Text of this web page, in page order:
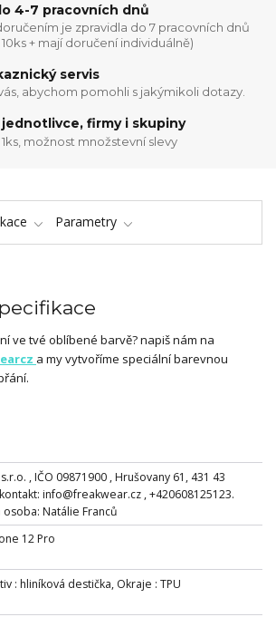
4-7 pracovních dnů
je zpravidla do 7 pracovních dnů
+ mají doručení individuálně)
servis
abychom pomohli s jakýmikoli dotazy.
jednotlivce, firmy i skupiny
možnost množstevní slevy
Parametry
ve tvé oblíbené barvě? napiš nám na
a my vytvoříme speciální barevnou
, IČO 09871900 , Hrušovany 61, 431 43
info@freakwear.cz , +420608125123.
Natálie Franců
12 Pro
: hliníková destička, Okraje : TPU